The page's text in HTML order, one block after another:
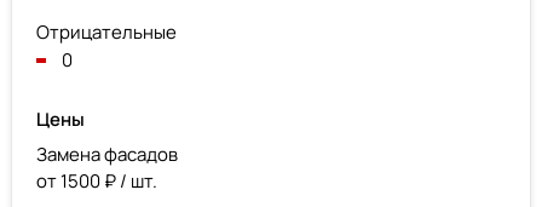
Отрицательные
0
Цены
Замена фасадов
от 1500 ₽ / шт.